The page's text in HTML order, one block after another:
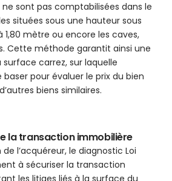
sont pas comptabilisées dans le
situées sous une hauteur sous
mètre ou encore les caves,
Cette méthode garantit ainsi une
carrez, sur laquelle
baser pour évaluer le prix du bien
biens similaires.
la transaction immobilière
l’acquéreur, le diagnostic Loi
à sécuriser la transaction